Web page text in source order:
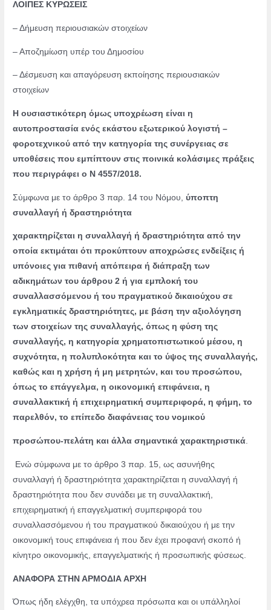
ΛΟΙΠΕΣ ΚΥΡΩΣΕΙΣ
– Δήμευση περιουσιακών στοιχείων
– Αποζημίωση υπέρ του Δημοσίου
– Δέσμευση και απαγόρευση εκποίησης περιουσιακών
στοιχείων
Η ουσιαστικότερη όμως υποχρέωση είναι η
αυτοπροστασία ενός εκάστου εξωτερικού λογιστή –
φοροτεχνικού από την κατηγορία της συνέργειας σε
υποθέσεις που εμπίπτουν στις ποινικά κολάσιμες πράξεις
που περιγράφει ο Ν 4557/2018.
Σύμφωνα με το άρθρο 3 παρ. 14 του Νόμου, ύποπτη
συναλλαγή ή δραστηριότητα
χαρακτηρίζεται η συναλλαγή ή δραστηριότητα από την
οποίαεκτιμάται ότι προκύπτουναποχρώσες ενδείξεις ή
υπόνοιες για πιθανή απόπειρα ή διάπραξη των
αδικημάτων του άρθρου 2 ή για εμπλοκή του
συναλλασσόμενου ή του πραγματικού δικαιούχου σε
εγκληματικές δραστηριότητες, με βάση την αξιολόγηση
των στοιχείων της συναλλαγής, όπως η φύση της
συναλλαγής, η κατηγορία χρηματοπιστωτικού μέσου, η
συχνότητα, η πολυπλοκότητα και το ύψος της συναλλαγής,
καθώς και η χρήση ή μη μετρητών, και του προσώπου,
όπως το επάγγελμα, η οικονομική επιφάνεια, η
συναλλακτική ή επιχειρηματική συμπεριφορά, η φήμη, το
παρελθόν, το επίπεδο διαφάνειας του νομικού
προσώπου-πελάτη και άλλα σημαντικά χαρακτηριστικά.
Ενώ σύμφωνα με το άρθρο 3 παρ. 15, ως ασυνήθης
συναλλαγή ή δραστηριότητα χαρακτηρίζεται η συναλλαγή ή
δραστηριότητα που δεν συνάδει με τη συναλλακτική,
επιχειρηματική ή επαγγελματική συμπεριφορά του
συναλλασσόμενου ή του πραγματικού δικαιούχου ή με την
οικονομική τους επιφάνεια ή που δεν έχει προφανή σκοπό ή
κίνητρο οικονομικής, επαγγελματικής ή προσωπικής φύσεως.
ΑΝΑΦΟΡΑ ΣΤΗΝ ΑΡΜΟΔΙΑ ΑΡΧΗ
Όπως ήδη ελέγχθη, τα υπόχρεα πρόσωπα και οι υπάλληλοί